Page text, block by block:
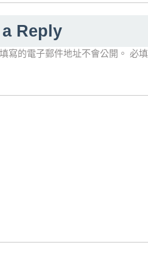
Reply
寫的電子郵件地址不會公開。 必